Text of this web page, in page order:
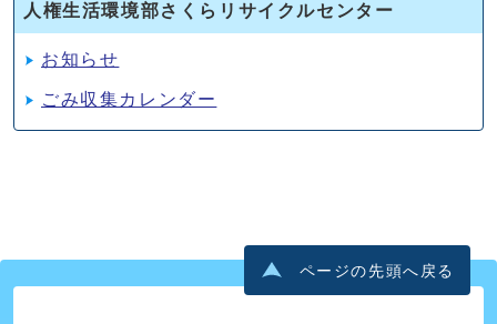
人権生活環境部さくらリサイクルセンター
お知らせ
ごみ収集カレンダー
ページの先頭へ戻る